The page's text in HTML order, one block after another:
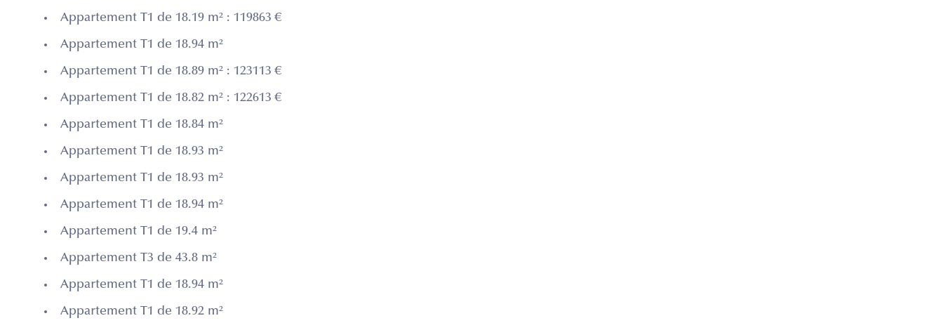
Appartement T1 de 18.19 m² : 119863 €
Appartement T1 de 18.94 m²
Appartement T1 de 18.89 m² : 123113 €
Appartement T1 de 18.82 m² : 122613 €
Appartement T1 de 18.84 m²
Appartement T1 de 18.93 m²
Appartement T1 de 18.93 m²
Appartement T1 de 18.94 m²
Appartement T1 de 19.4 m²
Appartement T3 de 43.8 m²
Appartement T1 de 18.94 m²
Appartement T1 de 18.92 m²